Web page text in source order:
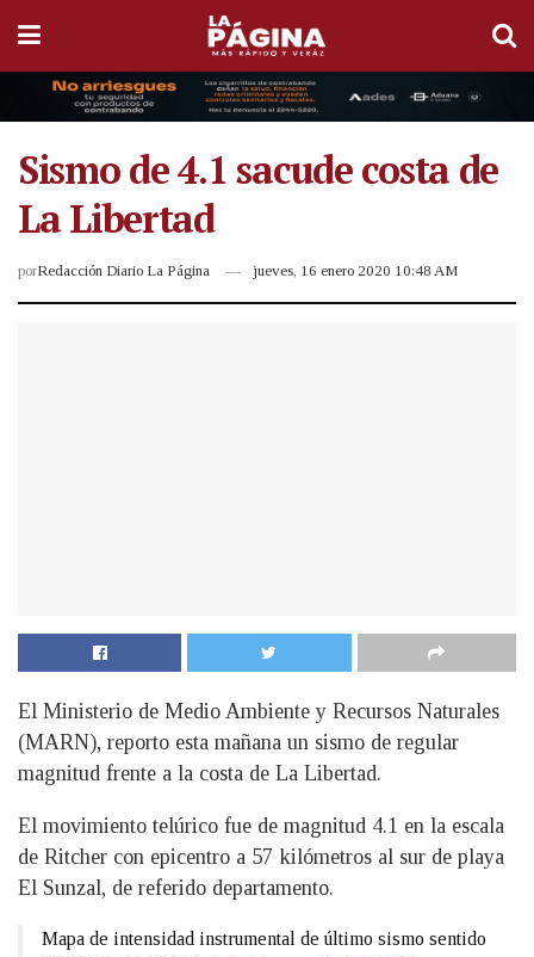
Sismo de 4.1 sacude costa de
La Libertad
porRedacción Diario La Página jueves, 16 enero 2020 10:48 AM
El Ministerio de Medio Ambiente y Recursos Naturales
(MARN), reporto esta mañana un sismo de regular
magnitud frente a la costa de La Libertad.
El movimiento telúrico fue de magnitud 4.1 en la escala
de Ritcher con epicentro a 57 kilómetros al sur de playa
El Sunzal, de referido departamento.
Mapa de intensidad instrumental de último sismo sentido